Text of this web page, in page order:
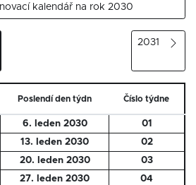
kalendář na rok 2030
2031
Poslendí den týdn Číslo týdne
6. leden 2030
01
13. leden 2030
02
20. leden 2030
03
27. leden 2030
04